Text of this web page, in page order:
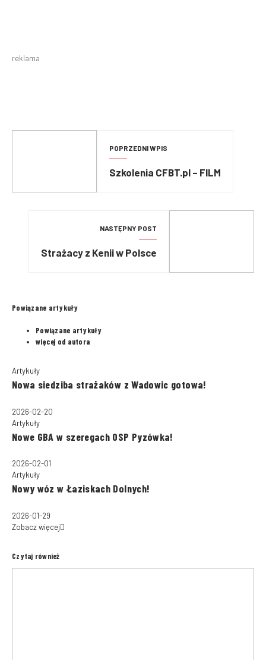
reklama
POPRZEDNI WPIS
Szkolenia CFBT.pl – FILM
NASTĘPNY POST
Strażacy z Kenii w Polsce
Powiązane artykuły
Powiązane artykuły
więcej od autora
Artykuły
Nowa siedziba strażaków z Wadowic gotowa!
2026-02-20
Artykuły
Nowe GBA w szeregach OSP Pyzówka!
2026-02-01
Artykuły
Nowy wóz w Łaziskach Dolnych!
2026-01-29
Zobacz więcej
Czytaj również